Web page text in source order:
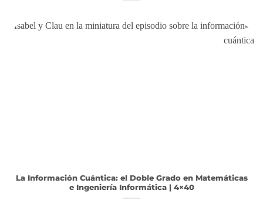
La Información Cuántica: el Doble Grado en Matemáticas
e Ingeniería Informática | 4×40